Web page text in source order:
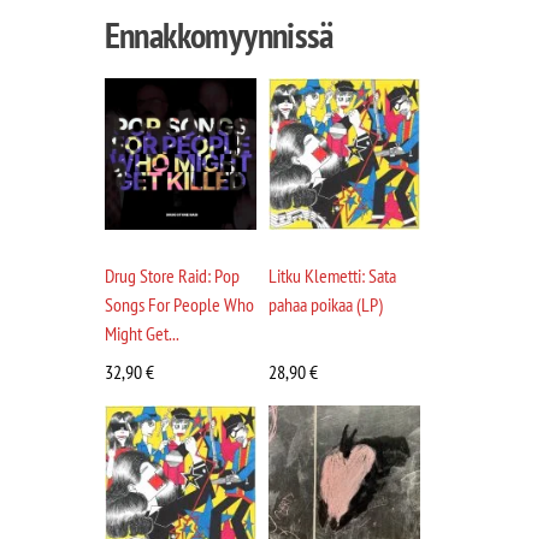
Ennakkomyynnissä
Drug Store Raid: Pop
Songs For People Who
Might Get...
32,90€
Litku Klemetti: Sata
pahaa poikaa (LP)
28,90€